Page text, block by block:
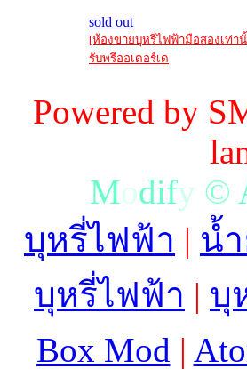
sold out
[ห้องขายบุหรี่ไฟฟ้ามือสองเท่า
รับพรีออเดอร์เด
Powered by
Modify ©
บุหรี่ไฟฟ้า | น้
บุหรี่ไฟฟ้า | บุ
Box Mod |